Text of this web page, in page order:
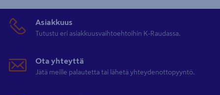
Asiakkuus
Tutustu eri asiakkuusvaihtoehtoihin K-Raudassa.
Ota yhteyttä
Jätä meille palautetta tai lähetä yhteydenottopyyntö.